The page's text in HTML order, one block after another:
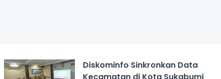
Diskominfo Sinkronkan Data